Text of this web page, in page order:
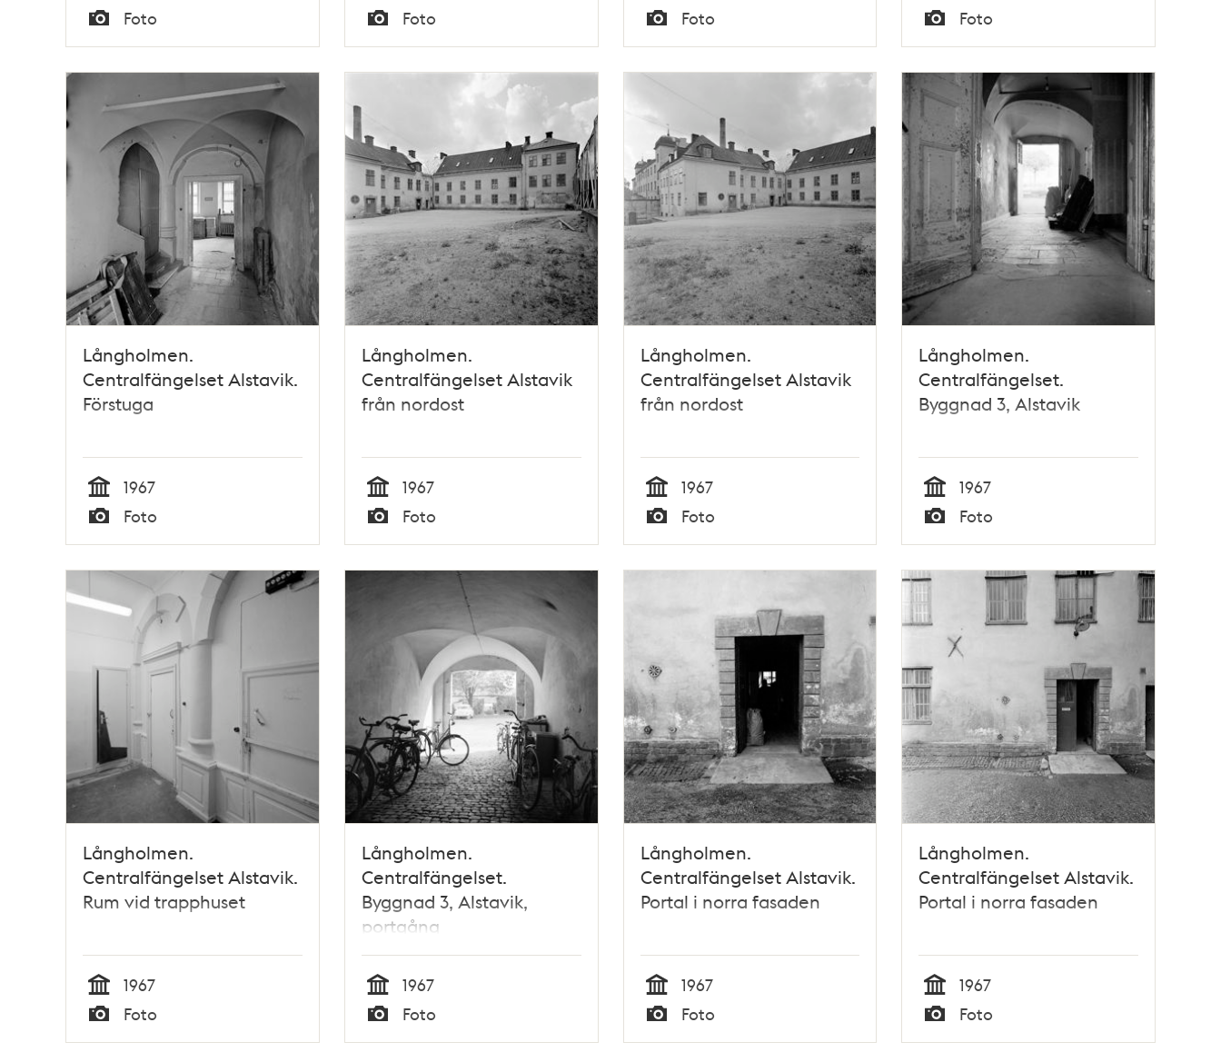
Tid
Typ
Foto Tid
Typ
Foto Tid
Typ
Foto Tid
Typ
Foto
Långholmen.
Centralfängelset Alstavik.
Förstuga
Tid
1967
Typ
Foto
Långholmen.
Centralfängelset Alstavik
från nordost
Tid
1967
Typ
Foto
Långholmen.
Centralfängelset Alstavik
från nordost
Tid
1967
Typ
Foto
Långholmen.
Centralfängelset.
Byggnad 3, Alstavik
Tid
1967
Typ
Foto
Långholmen.
Centralfängelset Alstavik.
Rum vid trapphuset
Tid
1967
Typ
Foto
Långholmen.
Centralfängelset.
Byggnad 3, Alstavik,
portgång
Tid
1967
Typ
Foto
Långholmen.
Centralfängelset Alstavik.
Portal i norra fasaden
Tid
1967
Typ
Foto
Långholmen.
Centralfängelset Alstavik.
Portal i norra fasaden
Tid
1967
Typ
Foto